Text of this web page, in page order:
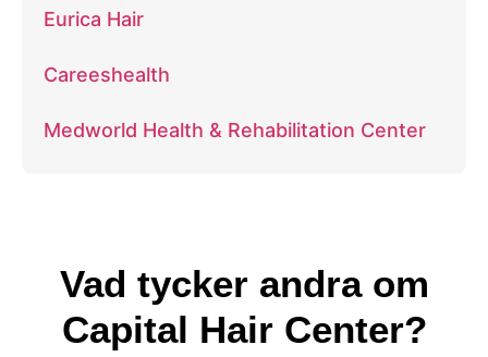
Eurica Hair
Careeshealth
Medworld Health & Rehabilitation Center
Vad tycker andra om
Capital Hair Center?